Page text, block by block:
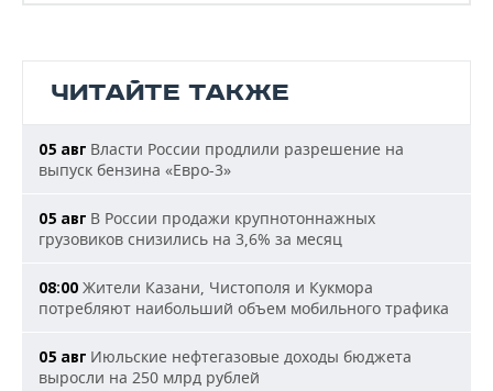
ЧИТАЙТЕ ТАКЖЕ
05 авг Власти России продлили разрешение на
выпуск бензина «Евро-3»
05 авг В России продажи крупнотоннажных
грузовиков снизились на 3,6% за месяц
08:00 Жители Казани, Чистополя и Кукмора
потребляют наибольший объем мобильного трафика
05 авг Июльские нефтегазовые доходы бюджета
выросли на 250 млрд рублей